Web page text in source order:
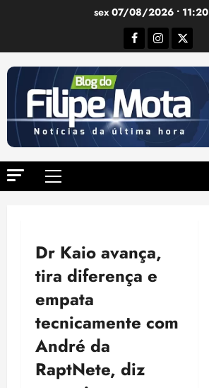
sex 07/08/2026 • 11:20
Facebook
Instagram
Twitter
Menu
Dr Kaio avança,
tira diferença e
empata
tecnicamente com
André da
RaptNete, diz